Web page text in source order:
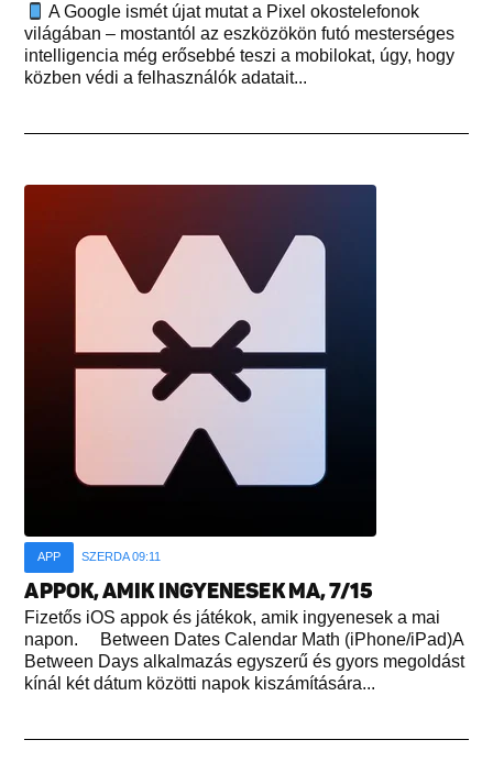
A Google ismét újat mutat a Pixel okostelefonok
világában – mostantól az eszközökön futó mesterséges
intelligencia még erősebbé teszi a mobilokat, úgy, hogy
közben védi a felhasználók adatait...
APP SZERDA 09:11
APPOK, AMIK INGYENESEK MA, 7/15
Fizetős iOS appok és játékok, amik ingyenesek a mai
napon. Between Dates Calendar Math (iPhone/iPad)A
Between Days alkalmazás egyszerű és gyors megoldást
kínál két dátum közötti napok kiszámítására...